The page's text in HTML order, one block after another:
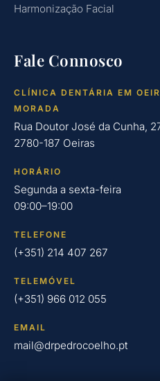
Harmonização Facial
Fale Connosco
CLÍNICA DENTÁRIA EM
MORADA
Rua Doutor José da Cunha,
2780-187 Oeiras
HORÁRIO
Segunda a sexta-feira
09:00–19:00
TELEFONE
(+351) 214 407 267
TELEMÓVEL
(+351) 966 012 055
EMAIL
mail@drpedrocoelho.pt